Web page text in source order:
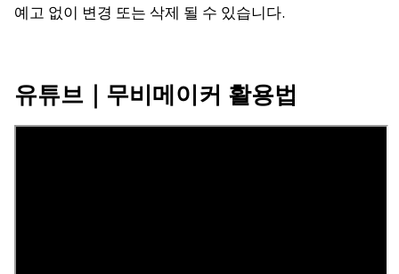
예고 없이 변경 또는 삭제 될 수 있습니다.
유튜브 ｜ 무비메이커 활용법